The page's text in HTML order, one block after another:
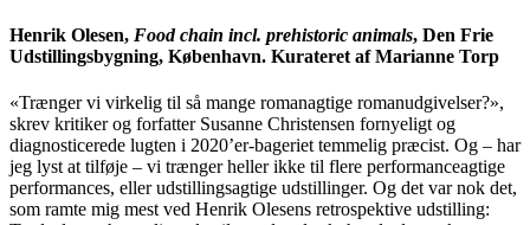
Henrik Olesen, Food chain incl. prehistoric animals, Den Frie
Udstillingsbygning, København. Kurateret af Marianne Torp
«Trænger vi virkelig til så mange romanagtige romanudgivelser?»,
skrev kritiker og forfatter Susanne Christensen fornyeligt og
diagnosticerede lugten i 2020’er-bageriet temmelig præcist. Og – har
jeg lyst at tilføje – vi trænger heller ikke til flere performanceagtige
performances, eller udstillingsagtige udstillinger. Og det var nok det,
som ramte mig mest ved Henrik Olesens retrospektive udstilling: